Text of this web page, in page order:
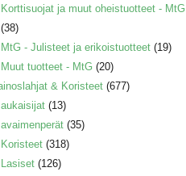
Korttisuojat ja muut oheistuotteet - MtG
(38)
MtG - Julisteet ja erikoistuotteet (19)
Muut tuotteet - MtG (20)
& Koristeet (677)
aukaisijat (13)
avaimenperät (35)
Koristeet (318)
Lasiset (126)